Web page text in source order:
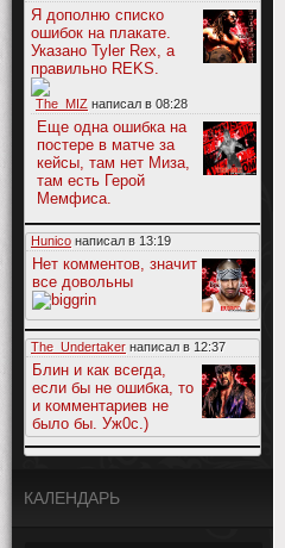
Я дополню списко
ошибок на плакате.
Указано Tyler Rex, а
правильно REKS.
The_MIZ написал в 08:28
Еще одна ошибка на
постере в матче за
кейсы, там нет Миза,
там есть Герой
Мемфиса.
Hunico написал в 13:19
Нет комментов, значит
все довольны
The_Undertaker написал в 12:37
Блин и как всегда,
если бы не ошибка, то
и комментариев не
было бы. Уж0с.)
КАЛЕНДАРЬ